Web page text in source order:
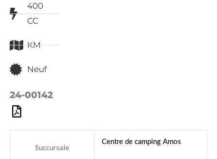
400
CC
KM
Neuf
24-00142
Succursale
Centre de camping Amos